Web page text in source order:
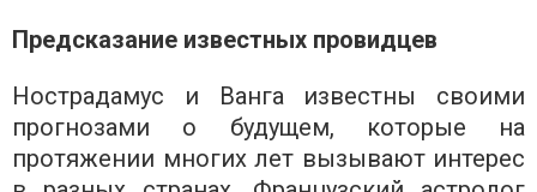
Предсказание известных провидцев
Нострадамус и Ванга известны своими
прогнозами о будущем, которые на
протяжении многих лет вызывают интерес